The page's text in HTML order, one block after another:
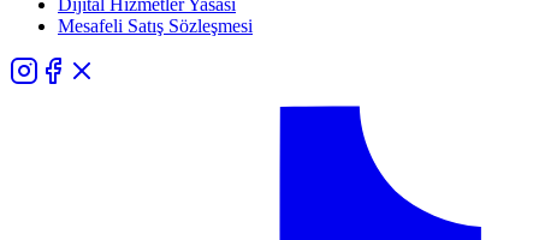
Dijital Hizmetler Yasası
Mesafeli Satış Sözleşmesi